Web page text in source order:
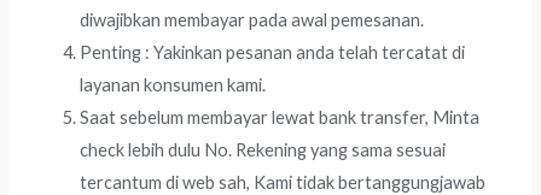
diwajibkan membayar pada awal pemesanan.
Penting : Yakinkan pesanan anda telah tercatat di
layanan konsumen kami.
Saat sebelum membayar lewat bank transfer, Minta
check lebih dulu No. Rekening yang sama sesuai
tercantum di web sah, Kami tidak bertanggungjawab